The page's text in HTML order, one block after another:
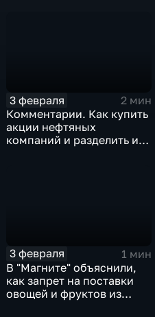
3 февраля
2 мин
Комментарии. Как купить
акции нефтяных
компаний и разделить их
3 февраля
1 мин
В "Магните" объяснили,
как запрет на поставки
овощей и фруктов из